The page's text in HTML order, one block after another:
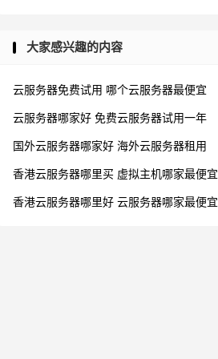
大家感兴趣的内容
云服务器免费试用 哪个云服务器最便宜
云服务器哪家好 免费云服务器试用一年
国外云服务器哪家好 海外云服务器租用
香港云服务器哪里买 虚拟主机哪家最便宜
香港云服务器哪里好 云服务器哪家最便宜